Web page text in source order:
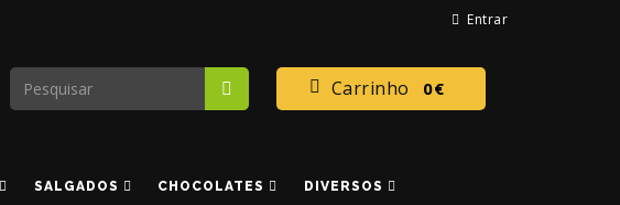
Entrar
Carrinho 0€
SALGADOS CHOCOLATES DIVERSOS